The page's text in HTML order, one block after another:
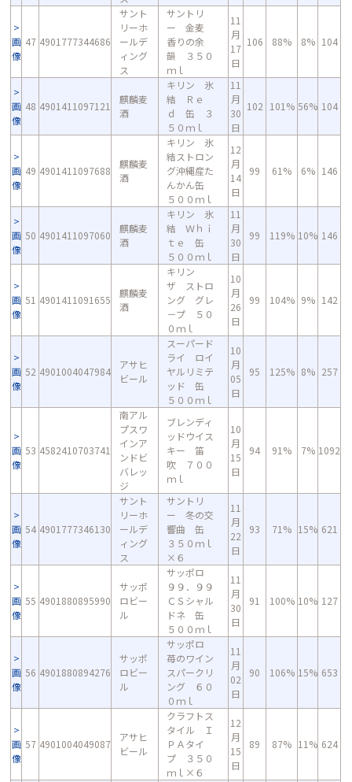
画
像
47 4901777344686
サント
リーホ
ールデ
ィング
ス
サントリ
ー 金麦
香りの余
韻 ３５０
ｍｌ
11
月
17
日
106 88% 8% 104
画
像
48 4901411097121
麒麟麦
酒
キリン 氷
結 Ｒｅ
ｄ 缶 ３
５０ｍｌ
11
月
30
日
102 101% 56% 104
画
像
49 4901411097688
麒麟麦
酒
キリン 氷
結ストロン
グ沖縄産た
んかん缶
５００ｍｌ
12
月
14
日
99 61% 6% 146
画
像
50 4901411097060
麒麟麦
酒
キリン 氷
結 Ｗｈｉ
ｔｅ 缶
５００ｍｌ
11
月
30
日
99 119% 10% 146
画
像
51 4901411091655
麒麟麦
酒
キリン
ザ ストロ
ング グレ
－プ ５０
０ｍｌ
10
月
26
日
99 104% 9% 142
画
像
52 4901004047984
アサヒ
ビール
スーパード
ライ ロイ
ヤルリミテ
ッド 缶
５００ｍｌ
10
月
05
日
95 125% 8% 257
画
像
53 4582410703741
南アル
プスワ
インア
ンドビ
バレッ
ジ
ブレンディ
ッドウイス
キー 笛
吹 ７００
ｍｌ
10
月
15
日
94 91% 7% 1092
画
像
54 4901777346130
サント
リーホ
ールデ
ィング
ス
サントリ
ー 冬の交
響曲 缶
３５０ｍｌ
×６
11
月
22
日
93 71% 15% 621
画
像
55 4901880895990
サッポ
ロビー
ル
サッポロ
９９．９９
ＣＳシャル
ドネ 缶
５００ｍｌ
11
月
30
日
91 100% 10% 127
画
像
56 4901880894276
サッポ
ロビー
ル
サッポロ
苺のワイン
スパークリ
ング ６０
０ｍｌ
11
月
02
日
90 106% 15% 653
画
像
57 4901004049087
アサヒ
ビール
クラフトス
タイル Ｉ
ＰＡタイ
プ ３５０
ｍｌ×６
12
月
15
日
89 87% 11% 624